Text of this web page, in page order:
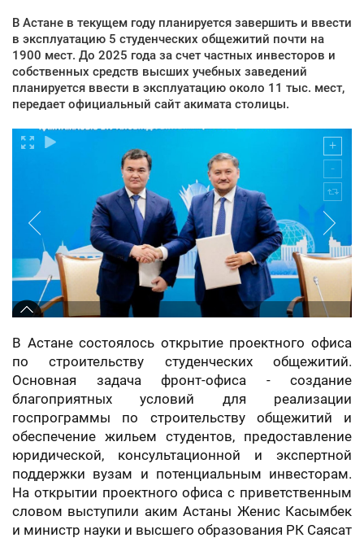
В Астане в текущем году планируется завершить и ввести
в эксплуатацию 5 студенческих общежитий почти на
1900 мест. До 2025 года за счет частных инвесторов и
собственных средств высших учебных заведений
планируется ввести в эксплуатацию около 11 тыс. мест,
передает официальный сайт акимата столицы.
В Астане состоялось открытие проектного офиса
по строительству студенческих общежитий.
Основная задача фронт-офиса - создание
благоприятных условий для реализации
госпрограммы по строительству общежитий и
обеспечение жильем студентов, предоставление
юридической, консультационной и экспертной
поддержки вузам и потенциальным инвесторам.
На открытии проектного офиса с приветственным
словом выступили аким Астаны Женис Касымбек
и министр науки и высшего образования РК Саясат